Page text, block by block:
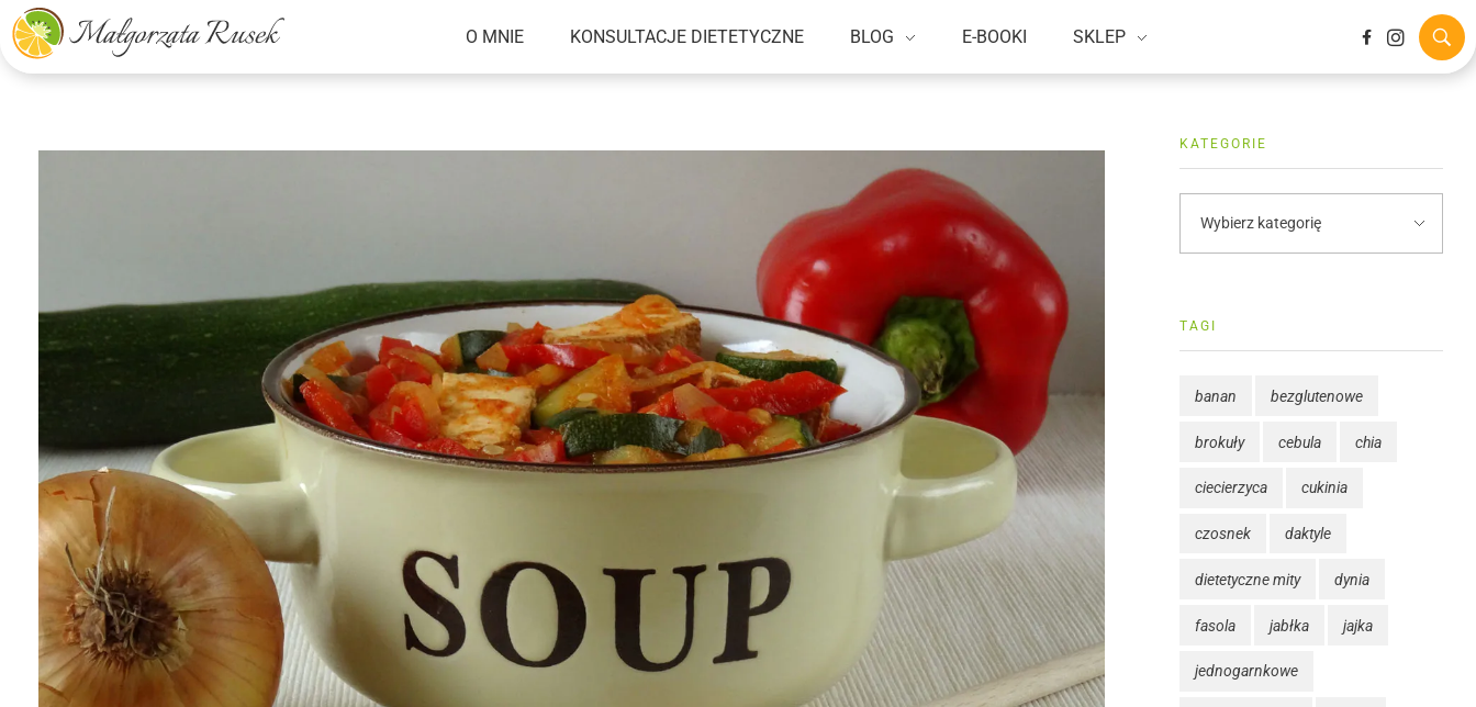
Małgorzata Rusek - dietetyk z pasją
Dietetyka kliniczna & Psychodietetyka
O MNIE KONSULTACJE DIETETYCZNE BLOG E-BOOKI SKLEP
KATEGORIE
TAGI
banan bezglutenowe
brokuły cebula chia
ciecierzyca cukinia
czosnek daktyle
dietetyczne mity dynia
fasola jabłka jajka
jednogarnkowe